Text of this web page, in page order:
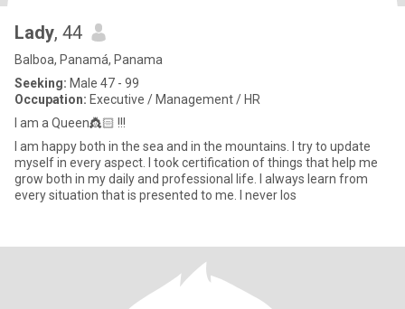
Lady, 44
Balboa, Panamá, Panama
Seeking: Male 47 - 99
Occupation: Executive / Management / HR
I am a Queen👸🏻 !!!
I am happy both in the sea and in the mountains. I try to update
myself in every aspect. I took certification of things that help me
grow both in my daily and professional life. I always learn from
every situation that is presented to me. I never los